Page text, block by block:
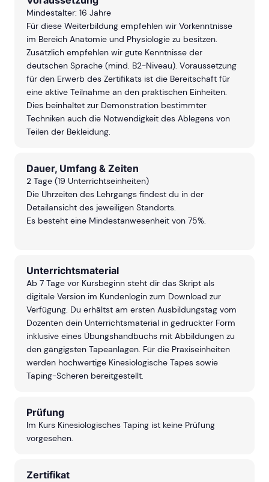
Mindestalter: 16 Jahre
Für diese Weiterbildung empfehlen wir Vorkenntnisse
im Bereich Anatomie und Physiologie zu besitzen.
Zusätzlich empfehlen wir gute Kenntnisse der
deutschen Sprache (mind. B2-Niveau). Voraussetzung
für den Erwerb des Zertifikats ist die Bereitschaft für
eine aktive Teilnahme an den praktischen Einheiten.
Dies beinhaltet zur Demonstration bestimmter
Techniken auch die Notwendigkeit des Ablegens von
Teilen der Bekleidung.
Dauer, Umfang & Zeiten
2 Tage (19 Unterrichtseinheiten)
Die Uhrzeiten des Lehrgangs findest du in der
Detailansicht des jeweiligen Standorts.
Es besteht eine Mindestanwesenheit von 75%.
Unterrichtsmaterial
Ab 7 Tage vor Kursbeginn steht dir das Skript als
digitale Version im Kundenlogin zum Download zur
Verfügung. Du erhältst am ersten Ausbildungstag vom
Dozenten dein Unterrichtsmaterial in gedruckter Form
inklusive eines Übungshandbuchs mit Abbildungen zu
den gängigsten Tapeanlagen. Für die Praxiseinheiten
werden hochwertige Kinesiologische Tapes sowie
Taping-Scheren bereitgestellt.
Prüfung
Im Kurs Kinesiologisches Taping ist keine Prüfung
vorgesehen.
Zertifikat